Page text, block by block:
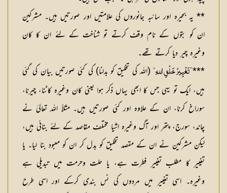
** یہ بحیرہ اور سائبہ جانوروں کی علامتیں اور صورتیں ہیں۔ مشرکین
ان کو بتوں کے نام وقف کرتے تو شناخت کے لئے ان کا کان
وغیرہ چیر دیا کرتے تھے۔
***”تَغْيِيرُ خَلْقِ اللهِ“ (اللہ کی تخلیق کو بدلنا) کی کئی صورتیں بیان کی گئی
ہیں، ایک تو یہی جس کا ابھی یہاں ذکر ہوا یعنی کان وغیرہ کاٹنا، چیرنا،
سوراخ کرنا، ان کے علاوہ اور کئی صورتیں ہیں۔ مثلاً اللہ تعالیٰ نے
چاند، سورج، پتھر اور آگ وغیرہ اشیا مختلف مقاصد کے لئے بنائی ہیں،
لیکن مشرکین نے ان کے مقصد تخلیق کو بدل کر ان کو معبود بنا لیا۔ یا
تغییر کا مطلب تغییر فطرت ہے، یا حلت وحرمت میں تبدیلی ہے
وغیرہ۔ اسی تغییر میں مردوں کی نس بندی کرکے اور اسی طرح